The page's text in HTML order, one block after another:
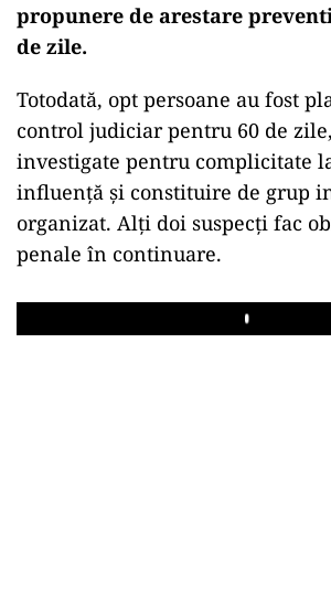
propunere de arestare
de zile.
Totodată, opt persoane au fost
control judiciar pentru 60 de
investigate pentru complicitate
influență și constituire de grup
organizat. Alți doi suspecți fac
penale în continuare.
Play